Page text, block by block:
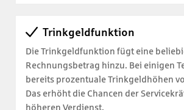
Trinkgeldfunktion
Die Trinkgeldfunktion fügt eine
Rechnungsbetrag hinzu. Bei einigen
bereits prozentuale Trinkgeldhöhen
Das erhöht die Chancen der
höheren Verdienst.